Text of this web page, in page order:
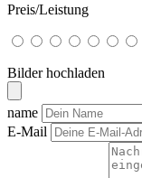
Preis/Leistung
Bilder hochladen
name
E-Mail